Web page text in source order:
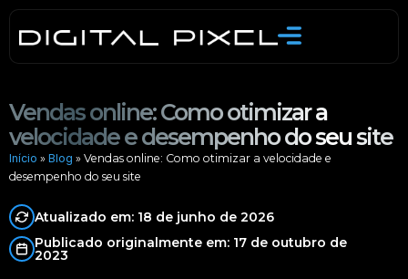
Skip
Vendas online: Como otimizar a
velocidade e desempenho do seu site
Início » Blog » Vendas online: Como otimizar a velocidade e
desempenho do seu site
Atualizado em: 18 de junho de 2026
Publicado originalmente em: 17 de outubro de
2023